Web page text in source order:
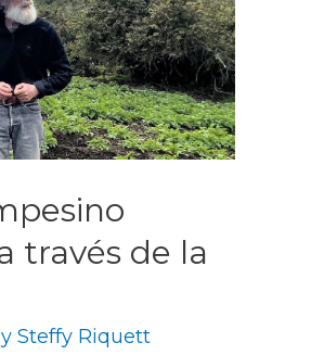
través de la
Steffy Riquett